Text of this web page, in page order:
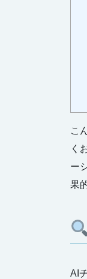
こ
く
ー
果
AI